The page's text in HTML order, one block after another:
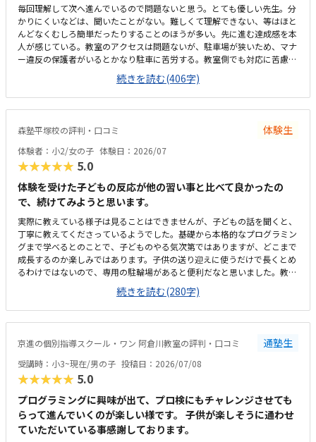
毎回理解して次へ進んでいるので問題ないと思う。とても優しい先生。分
かりにくいなどは、聞いたことがない。難しくて理解できない、等はほと
んどなくむしろ簡単だったりすることのほうが多い。先に進む達成感を本
人が感じている。教室のアクセスは問題ないが、駐車場が狭いため、マナ
ー違反の保護者がいるとかなり駐車に苦労する。教室側でも対応に苦慮し
ている。教室というより、保護者のマナー問題。個人塾として問題ない。
置いているおやつが駄菓子とかでなく、良いオヤツのため、子どもたちは
いつも嬉しそう。こういった些細なことも、テンションを維持できる一つ
になる。プログラミングについては、ロボットではないためロボット教室
等に比べると安いが、他とあまり比較していないため分からない。塾長が
ベテランでいらっしゃるので、保護者にとってもためになる話をしてくだ
さる。非常に頼りになり、細かく要望も対応してくれているので助かる。
特に思い当たらない。
続きを読む(406字)
森塾平塚校の評判・口コミ 体験生
体験者：小2/女の子 体験日：2026/07
★★★★★ 5.0
体験を受けた子どもの反応が他の習い事と比べて良かったの
で、続けてみようと思います。
実際に教えている様子は見ることはできませんが、子どもの話を聞くと、
丁寧に教えてくださっているようでした。基礎から本格的なプログラミン
グまで学べるとのことで、子どものやる気次第ではありますが、どこまで
成長するのか楽しみではあります。子供の送り迎えに使うだけで長くとめ
るわけではないので、専用の駐輪場があると便利だなと思いました。教室
は綺麗ですが、建物自体、廊下や階段などが煙草臭くて、他のテナントも
入っているので仕方がないのかも知れませんが、そこだけが気になりまし
た。１時間やってもらえて、1か月一万円前後なので、この内容なら高く
はなく、続けられると思いました。
続きを読む(280字)
京進の個別指導スクール・ワン 阿倉川教室の評判・口コミ 通塾生
受講時：小3~現在/男の子 投稿日：2026/07/08
★★★★★ 5.0
プログラミングに興味が出て、プロ検にもチャレンジさせても
らって進んでいくのが楽しい様です。 子供が楽しそうに通わせ
ていただいている事感謝しております。